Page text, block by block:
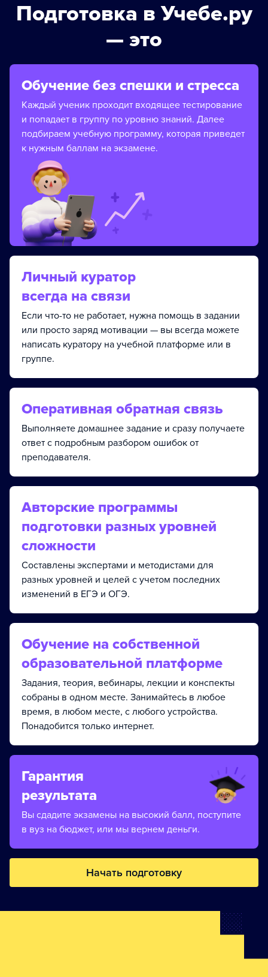
Подготовка в Учебе.ру
— это
Обучение без спешки и стресса
Каждый ученик проходит входящее тестирование
и попадает в группу по уровню знаний. Далее
подбираем учебную программу, которая приведет
к нужным баллам на экзамене.
Личный куратор
всегда на связи
Если что-то не работает, нужна помощь в задании
или просто заряд мотивации — вы всегда можете
написать куратору на учебной платформе или в
группе.
Оперативная обратная связь
Выполняете домашнее задание и сразу получаете
ответ с подробным разбором ошибок от
преподавателя.
Авторские программы
подготовки разных уровней
сложности
Составлены экспертами и методистами для
разных уровней и целей с учетом последних
изменений в ЕГЭ и ОГЭ.
Обучение на собственной
образовательной платформе
Задания, теория, вебинары, лекции и конспекты
собраны в одном месте. Занимайтесь в любое
время, в любом месте, с любого устройства.
Понадобится только интернет.
Гарантия
результата
Вы сдадите экзамены на высокий балл, поступите
в вуз на бюджет, или мы вернем деньги.
Начать подготовку